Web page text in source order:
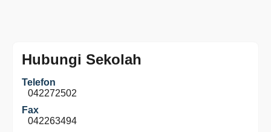
Hubungi Sekolah
Telefon
042272502
Fax
042263494